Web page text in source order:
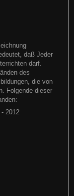
darf natürlich nicht
Bun
daß Jeder
darf.
des
die von
Folgende dieser
2012